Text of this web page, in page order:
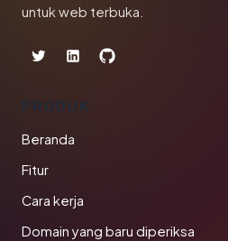
untuk web terbuka.
PRODUK
Beranda
Fitur
Cara kerja
Domain yang baru diperiksa